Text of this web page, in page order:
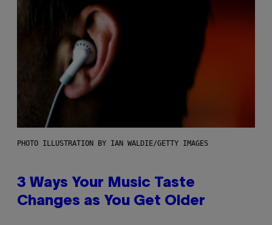
PHOTO ILLUSTRATION BY IAN WALDIE/GETTY IMAGES
3 Ways Your Music Taste
Changes as You Get Older